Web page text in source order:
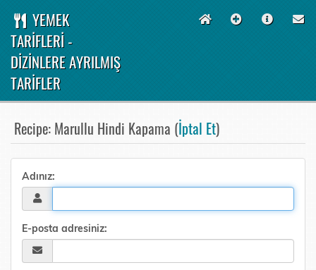
YEMEK
TARİFLERİ -
DİZİNLERE AYRILMIŞ
TARİFLER
Recipe: Marullu Hindi Kapama (İptal Et)
Adınız:
E-posta adresiniz: